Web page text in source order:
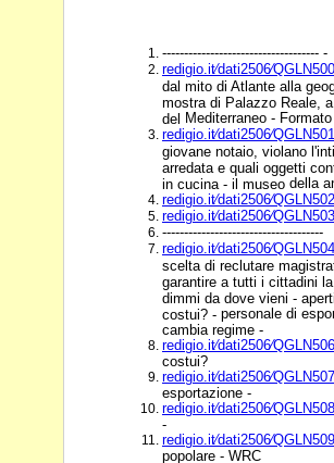
------------------------------------ -
dal mito di Atlante alla
mostra di Palazzo Reale, a
del
Mediterraneo -
giovane notaio, violano
arredata e quali oggetti
in cucina - il museo della
-------------------------------------
scelta di reclutare
garantire a tutti i cittadini
dimmi da dove vieni - aperti
costui? - personale di
cambia regime -
costui?
esportazione -
-
popolare - WRC